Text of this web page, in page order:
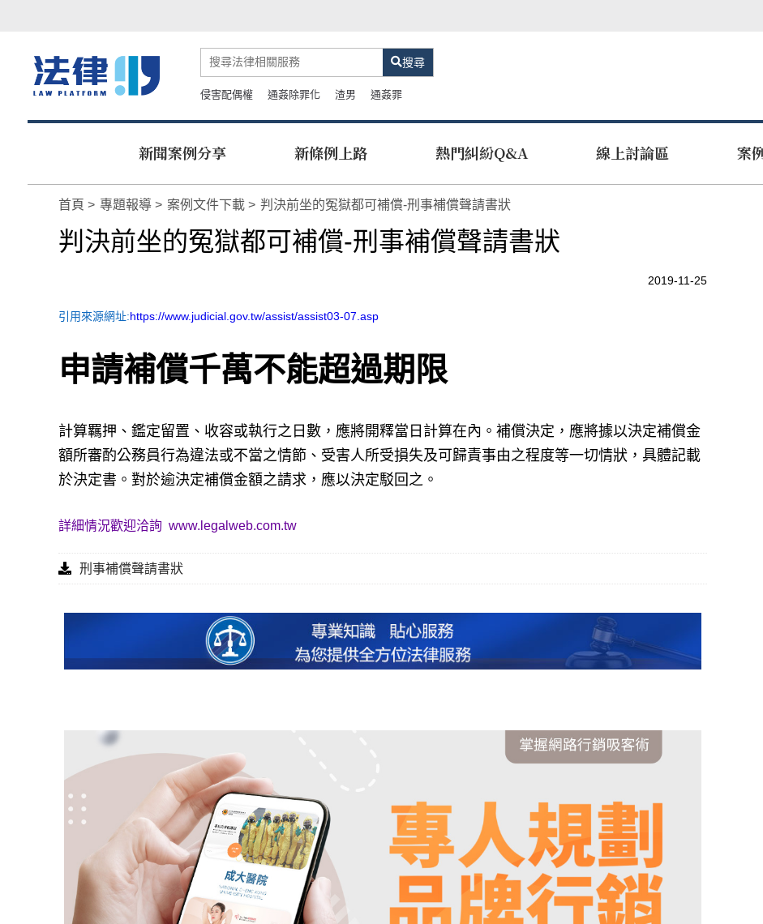
搜尋
侵害配偶權 通姦除罪化 渣男 通姦罪
新聞案例分享 新條例上路 熱門糾紛Q&A 線上討論區 案
首頁 專題報導 案例文件下載 判決前坐的冤獄都可補償-刑事補償聲請書狀
判決前坐的冤獄都可補償-刑事補償聲請書狀
2019-11-25
引用來源網址:https://www.judicial.gov.tw/assist/assist03-07.asp
申請補償千萬不能超過期限
計算羈押、鑑定留置、收容或執行之日數，應將開釋當日計算在內。補償決定，應將據以決定補償金
額所審酌公務員行為違法或不當之情節、受害人所受損失及可歸責事由之程度等一切情狀，具體記載
於決定書。對於逾決定補償金額之請求，應以決定駁回之。
詳細情況歡迎洽詢 www.legalweb.com.tw
刑事補償聲請書狀